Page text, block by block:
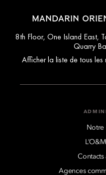
MANDARIN
8th Floor, One Island East,
Quarry
Afficher la liste de tous les
Notre
Contacts
Agences